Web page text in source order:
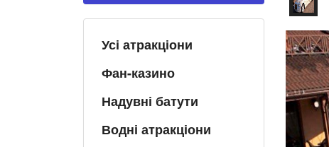
Усі атракціони
Фан-казино
Надувні батути
Водні атракціони